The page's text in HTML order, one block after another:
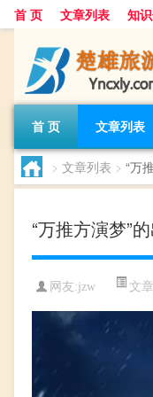
首 页 文章列表 知
首 页 文章列表
> 文章列表 > “万
“万推方演梦”
网友:jzw 文